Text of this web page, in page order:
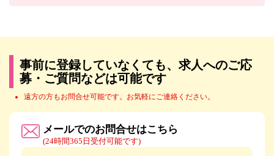
事前に登録していなくても、求人へのご応
募・ご質問などは可能です
遠方の方もお問合せ可能です。お気軽にご連絡ください。
メールでのお問合せはこちら
(24時間365日受付可能です)